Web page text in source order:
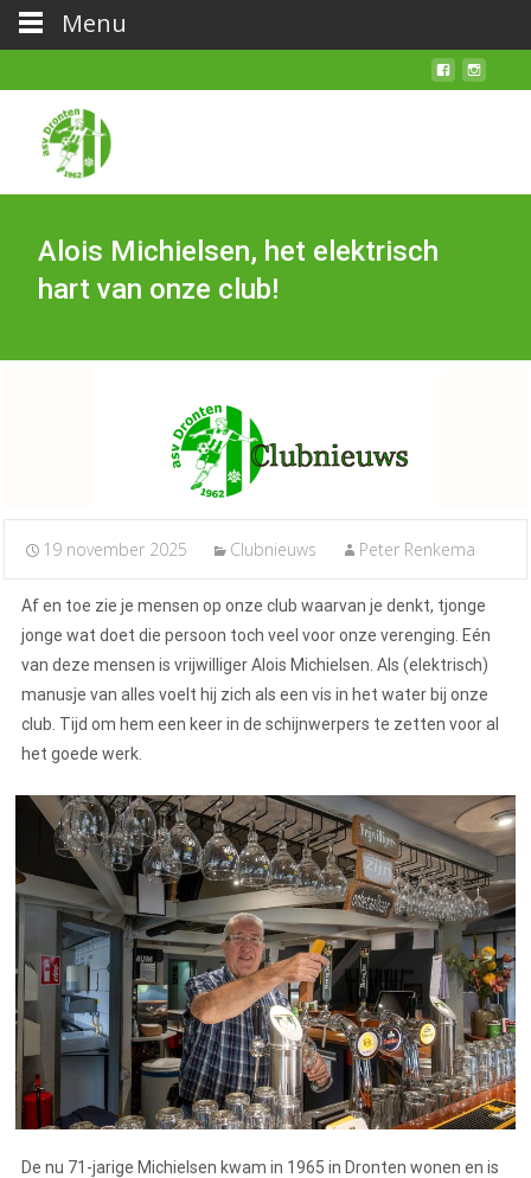
Alois Michielsen, het elektrisch
hart van onze club!
19 november 2025 Clubnieuws Peter Renkema
Af en toe zie je mensen op onze club waarvan je denkt, tjonge
jonge wat doet die persoon toch veel voor onze verenging. Eén
van deze mensen is vrijwilliger Alois Michielsen. Als (elektrisch)
manusje van alles voelt hij zich als een vis in het water bij onze
club. Tijd om hem een keer in de schijnwerpers te zetten voor al
het goede werk.
De nu 71-jarige Michielsen kwam in 1965 in Dronten wonen en is
Menu